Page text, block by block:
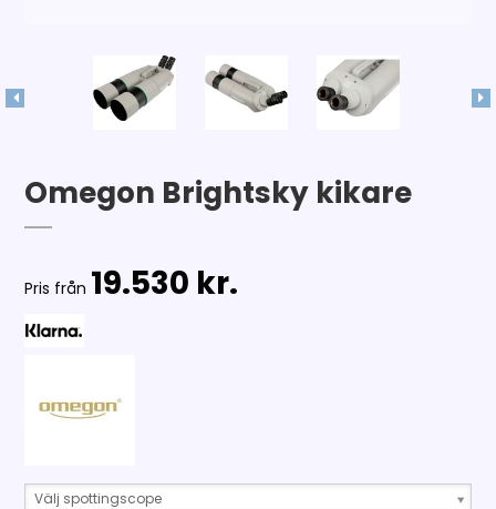
Omegon Brightsky kikare
Pris från 19.530 kr.
Välj spottingscope